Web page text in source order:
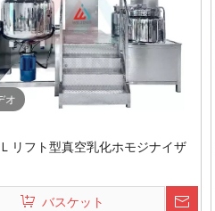
オ
リフト型真空乳化ホモジナイザ
バスケット